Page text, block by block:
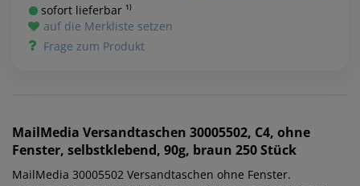
sofort lieferbar ¹⁾
auf die Merkliste setzen
Frage zum Produkt
MailMedia Versandtaschen 30005502, C4, ohne
Fenster, selbstklebend, 90g, braun 250 Stück
MailMedia 30005502 Versandtaschen ohne Fenster.